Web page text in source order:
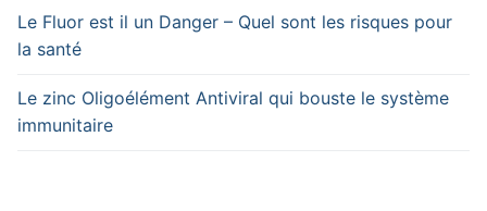
Le Fluor est il un Danger – Quel sont les risques pour
la santé
Le zinc Oligoélément Antiviral qui bouste le système
immunitaire